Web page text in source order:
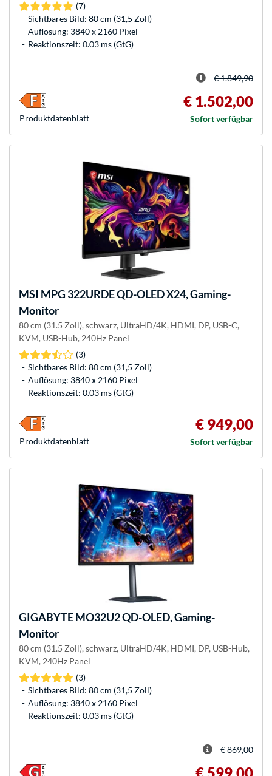
(7)
Sichtbares Bild: 80 cm (31,5 Zoll)
Auflösung: 3840 x 2160 Pixel
Reaktionszeit: 0.03 ms (GtG)
€ 1.849,90
€ 1.502,00
Sofort verfügbar
Produkt­datenblatt
MSI MPG 322URDE QD-OLED X24, Gaming-
Monitor
80 cm (31.5 Zoll), schwarz, UltraHD/4K, HDMI, DP, USB-C,
KVM, USB-Hub, 240Hz Panel
(3)
Sichtbares Bild: 80 cm (31,5 Zoll)
Auflösung: 3840 x 2160 Pixel
Reaktionszeit: 0.03 ms (GtG)
€ 949,00
Sofort verfügbar
Produkt­datenblatt
GIGABYTEMO32U2 QD-OLED, Gaming-
Monitor
80 cm (31.5 Zoll), schwarz, UltraHD/4K, HDMI, DP, USB-Hub,
KVM, 240Hz Panel
(3)
Sichtbares Bild: 80 cm (31,5 Zoll)
Auflösung: 3840 x 2160 Pixel
Reaktionszeit: 0.03 ms (GtG)
€ 869,00